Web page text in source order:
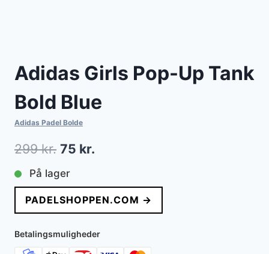
Adidas Girls Pop-Up Tank
Bold Blue
Adidas Padel Bolde
299kr. Den
oprindelige
pris
var:
299 kr..
75 kr.
pris
er:
75 kr..
På lager
PADELSHOPPEN.COM →
Betalingsmuligheder